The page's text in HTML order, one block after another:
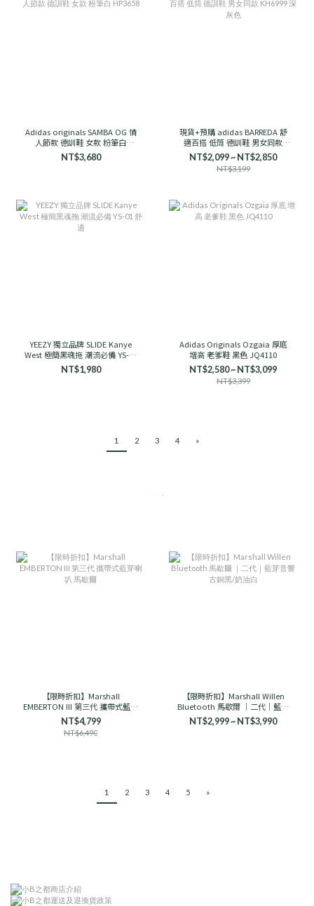
Adidas originals SAMBA OG 情
人節款 德訓鞋 女款 粉筆白
HP3658
NT$3,680
現貨+預購 adidas BARREDA 舒
適百搭 低筒 德訓鞋 男女同款
KH6999 深灰色
NT$2,099 ~ NT$2,850
NT$3,199
YEEZY 獨立品牌 SLIDE Kanye
West 極簡黑魂拖 潮流必備 YS-01
舒適
NT$1,980
Adidas Originals Ozgaia 厚底
增高 老爹鞋 黑色 JQ4110
NT$2,580 ~ NT$3,099
NT$3,399
1 2 3 4 »
【限時折扣】Marshall
EMBERTON III 第三代 攜帶式藍芽
喇叭 馬歇爾
NT$4,799
NT$6,490
【限時折扣】Marshall Willen
Bluetooth 馬歇爾 ｜二代｜藍芽
音響 古銅黑/奶油白
NT$2,999 ~ NT$3,990
1 2 3 4 5 »